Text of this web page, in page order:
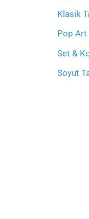
Klasik
Pop Art
Set &
Soyut